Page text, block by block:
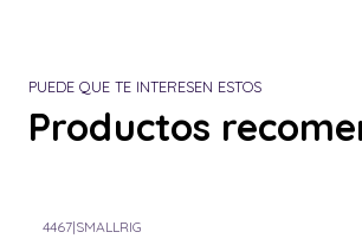
PUEDE QUE TE INTERESEN ESTOS
Productos
4467|SMALLRIG